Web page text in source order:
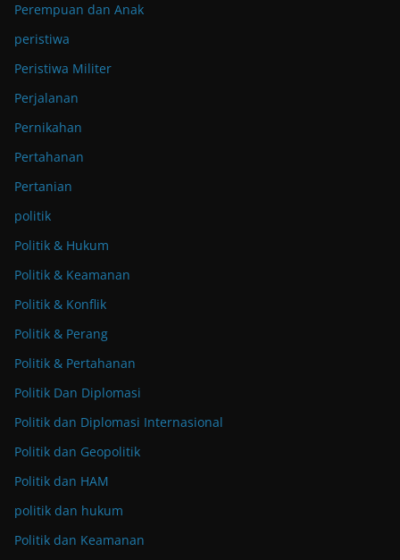
Perempuan dan Anak
peristiwa
Peristiwa Militer
Perjalanan
Pernikahan
Pertahanan
Pertanian
politik
Politik & Hukum
Politik & Keamanan
Politik & Konflik
Politik & Perang
Politik & Pertahanan
Politik Dan Diplomasi
Politik dan Diplomasi Internasional
Politik dan Geopolitik
Politik dan HAM
politik dan hukum
Politik dan Keamanan